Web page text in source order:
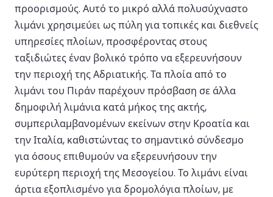
προορισμούς. Αυτό το μικρό αλλά πολυσύχναστο
λιμάνι χρησιμεύει ως πύλη για τοπικές και διεθνείς
υπηρεσίες πλοίων, προσφέροντας στους
ταξιδιώτες έναν βολικό τρόπο να εξερευνήσουν
την περιοχή της Αδριατικής. Τα πλοία από το
λιμάνι του Πιράν παρέχουν πρόσβαση σε άλλα
δημοφιλή λιμάνια κατά μήκος της ακτής,
συμπεριλαμβανομένων εκείνων στην Κροατία και
την Ιταλία, καθιστώντας το σημαντικό σύνδεσμο
για όσους επιθυμούν να εξερευνήσουν την
ευρύτερη περιοχή της Μεσογείου. Το λιμάνι είναι
άρτια εξοπλισμένο για δρομολόγια πλοίων, με